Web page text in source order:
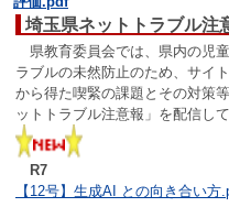
埼玉県ネットトラブル注
県教育委員会では、県内の児
ラブルの未然防止のため、サイ
から得た喫緊の課題とその対策
ットトラブル注意報」を配信して
R7
【12号】生成AI との向き合い方